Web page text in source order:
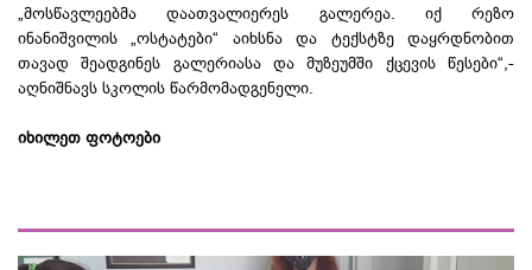
„მოსწავლეებმა დაათვალიერეს გალერეა. იქ რეზო
ინანიშვილის „ოსტატები“ აიხსნა და ტექსტზე დაყრდნობით
თავად შეადგინეს გალერიასა და მუზეუმში ქცევის წესები“,-
აღნიშნავს სკოლის წარმომადგენელი.
იხილეთ ფოტოები